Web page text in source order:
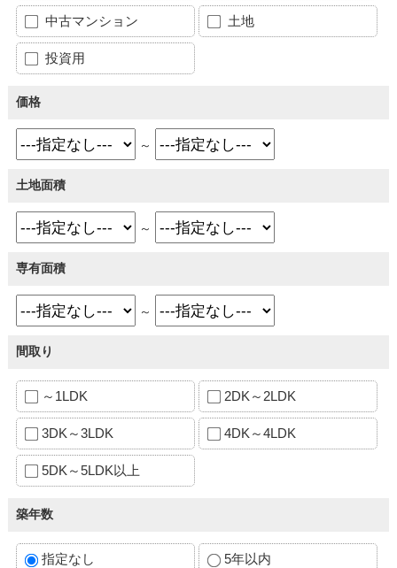
中古マンション 土地
投資用
価格
～
土地面積
～
専有面積
～
間取り
～1LDK 2DK～2LDK
3DK～3LDK 4DK～4LDK
5DK～5LDK以上
築年数
指定なし 5年以内